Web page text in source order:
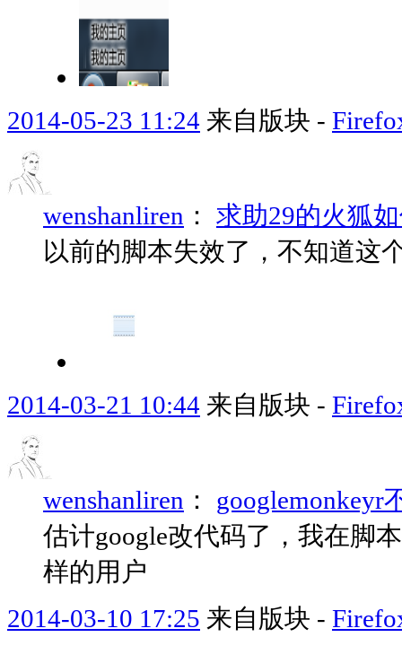
2014-05-23 11:24 来自版块 -
wenshanliren ： 求助29的火狐
以前的脚本失效了，不知道这
2014-03-21 10:44 来自版块 -
wenshanliren ： googlemonkeyr
估计google改代码了，我在脚
样的用户
2014-03-10 17:25 来自版块 -